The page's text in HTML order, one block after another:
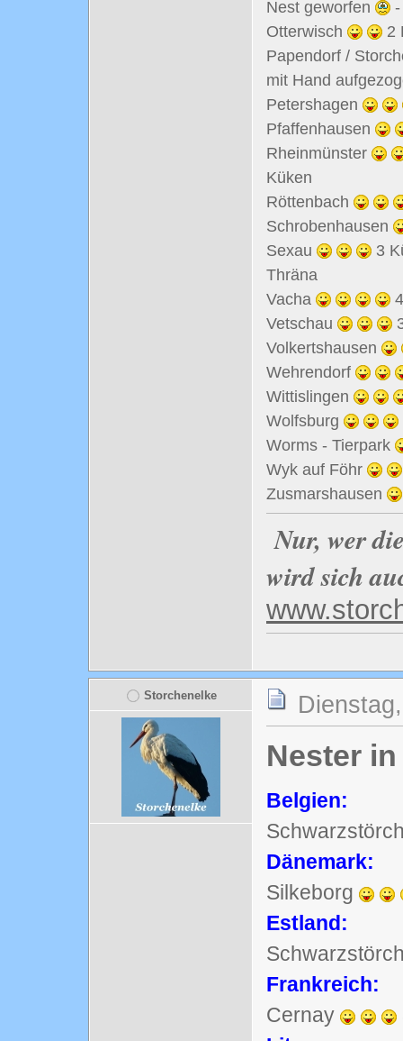
Nest geworfen
Otterwisch
2
Papendorf /
mit Hand
Petershagen
Pfaffenhausen
Rheinmünster
Küken
Röttenbach
Schrobenhausen
Sexau
3
Thräna
Vacha
Vetschau
Volkertshausen
Wehrendorf
Wittislingen
Wolfsburg
Worms - Tierpark
Wyk auf Föhr
Zusmarshausen
Nur, wer
wird sich
Storchenelke
Nester
Belgien:
Dänemark:
Silkeborg
Estland:
Frankreich:
Cernay